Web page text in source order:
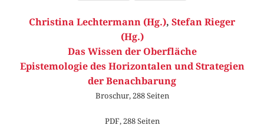
Christina Lechtermann (Hg.), Stefan Rieger
(Hg.)
Das Wissen der Oberfläche
Epistemologie des Horizontalen und Strategien
der Benachbarung
Broschur, 288 Seiten
PDF, 288 Seiten